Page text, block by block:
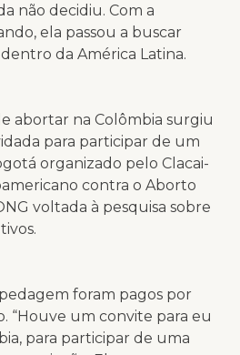
não decidiu. Com a
ela passou a buscar
da América Latina.
abortar na Colômbia surgiu
para participar de um
organizado pelo Clacai-
contra o Aborto
voltada à pesquisa sobre
foram pagos por
“Houve um convite para eu
para participar de uma